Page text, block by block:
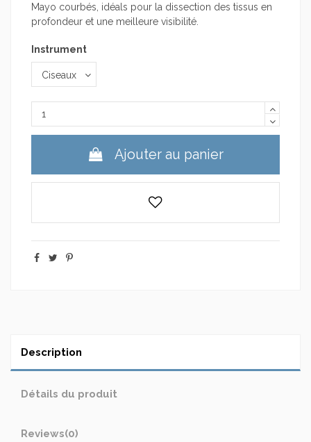
Mayo courbés, idéals pour la dissection des tissus en
profondeur et une meilleure visibilité.
Instrument
Ajouter au panier
Description
Détails du produit
Reviews(0)